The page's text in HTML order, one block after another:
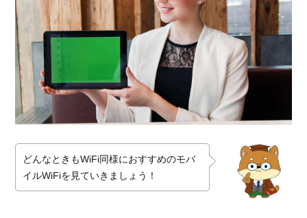
どんなときもWiFi同様におすすめのモバ
イルWiFiを見ていきましょう！